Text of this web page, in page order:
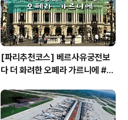
[파리추천코스] 베르사유궁전보
다 더 화려한 오페라 가르니에 #파
Opera Garnier